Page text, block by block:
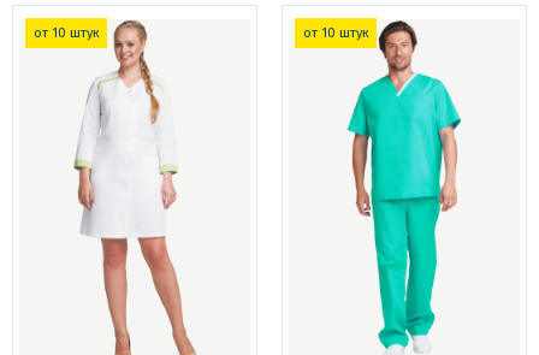
от 10 штук от 10 штук